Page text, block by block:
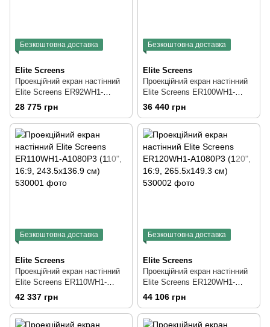
Безкоштовна доставка
Elite Screens
Проекційний екран настінний
Elite Screens ER92WH1-
A1080P3 (92", 16:9,
203.7x114.5 см)
28 775 грн
Безкоштовна доставка
Elite Screens
Проекційний екран настінний
Elite Screens ER100WH1-
A1080P3 (100", 16:9,
221.4x124.5 см)
36 440 грн
Безкоштовна доставка
Elite Screens
Проекційний екран настінний
Elite Screens ER110WH1-
A1080P3 (110", 16:9,
243.5x136.9 см)
42 337 грн
Безкоштовна доставка
Elite Screens
Проекційний екран настінний
Elite Screens ER120WH1-
A1080P3 (120", 16:9,
265.5x149.3 см)
44 106 грн